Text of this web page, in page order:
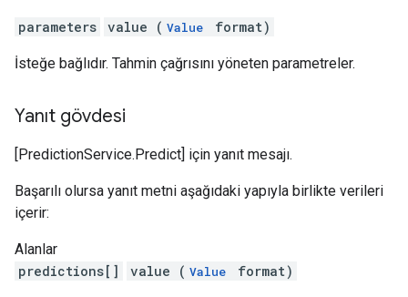
parameters value ( Value format)
İsteğe bağlıdır. Tahmin çağrısını yöneten parametreler.
Yanıt gövdesi
[PredictionService.Predict] için yanıt mesajı.
Başarılı olursa yanıt metni aşağıdaki yapıyla birlikte verileri
içerir:
Alanlar
predictions[]
value ( Value format)